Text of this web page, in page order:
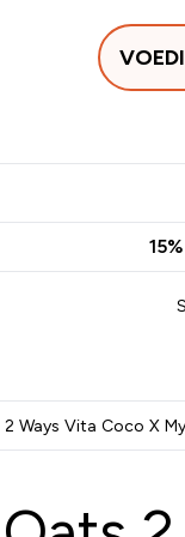
Ways Vita Coco X